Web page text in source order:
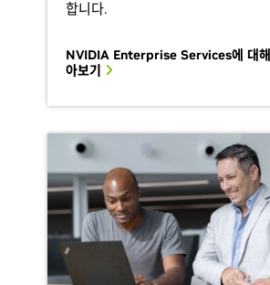
합니다.
NVIDIA Enterprise Services에 대
아보기